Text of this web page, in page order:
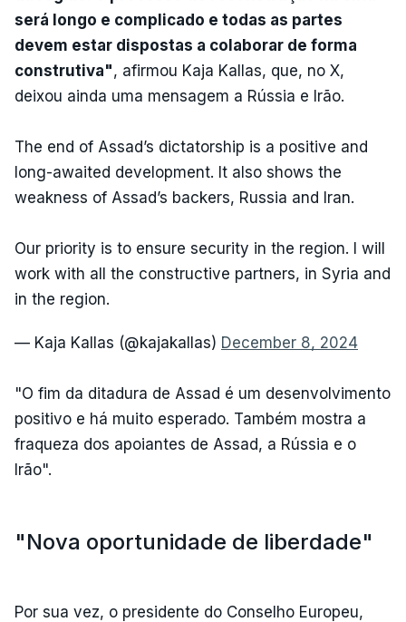
será longo e complicado e todas as partes
devem estar dispostas a colaborar de forma
construtiva", afirmou Kaja Kallas, que, no X,
deixou ainda uma mensagem a Rússia e Irão.
The end of Assad’s dictatorship is a positive and
long-awaited development. It also shows the
weakness of Assad’s backers, Russia and Iran.
Our priority is to ensure security in the region. I will
work with all the constructive partners, in Syria and
in the region.
— Kaja Kallas (@kajakallas) December 8, 2024
"O fim da ditadura de Assad é um desenvolvimento
positivo e há muito esperado. Também mostra a
fraqueza dos apoiantes de Assad, a Rússia e o
Irão".
"Nova oportunidade de liberdade"
Por sua vez, o presidente do Conselho Europeu,